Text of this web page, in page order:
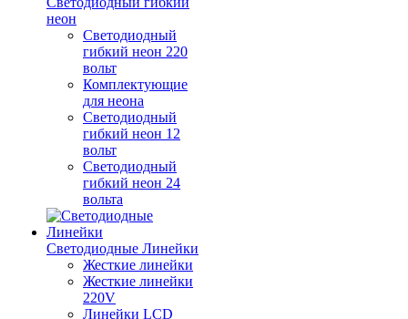
неон
Светодиодный
гибкий неон 220
вольт
Комплектующие
для неона
Светодиодный
гибкий неон 12
вольт
Светодиодный
гибкий неон 24
вольта
Светодиодные Линейки
Жесткие линейки
Жесткие линейки
220V
Линейки LCD